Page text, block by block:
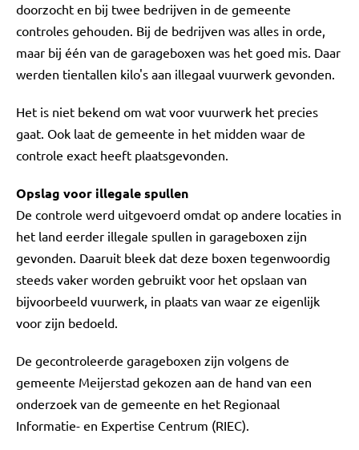
doorzocht en bij twee bedrijven in de gemeente
controles gehouden. Bij de bedrijven was alles in orde,
maar bij één van de garageboxen was het goed mis. Daar
werden tientallen kilo's aan illegaal vuurwerk gevonden.
Het is niet bekend om wat voor vuurwerk het precies
gaat. Ook laat de gemeente in het midden waar de
controle exact heeft plaatsgevonden.
Opslag voor illegale spullen
De controle werd uitgevoerd omdat op andere locaties in
het land eerder illegale spullen in garageboxen zijn
gevonden. Daaruit bleek dat deze boxen tegenwoordig
steeds vaker worden gebruikt voor het opslaan van
bijvoorbeeld vuurwerk, in plaats van waar ze eigenlijk
voor zijn bedoeld.
De gecontroleerde garageboxen zijn volgens de
gemeente Meijerstad gekozen aan de hand van een
onderzoek van de gemeente en het Regionaal
Informatie- en Expertise Centrum (RIEC).